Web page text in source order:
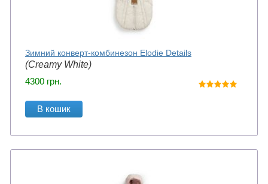
Зимний конверт-комбинезон Elodie Details
(Creamy White)
4300 грн.
В кошик